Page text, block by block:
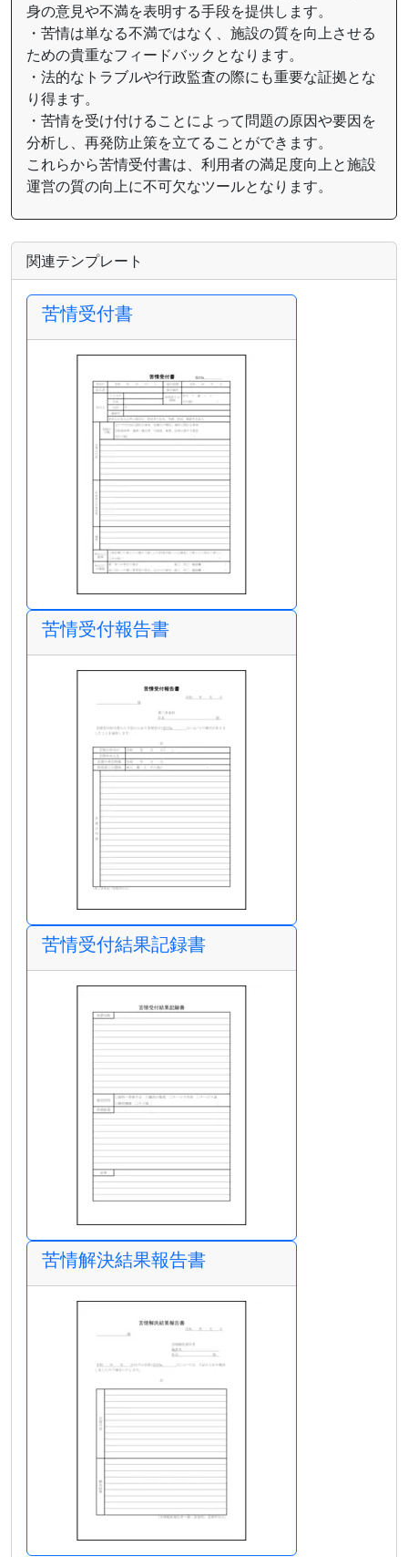
身の意見や不満を表明する手段を提供します。
・苦情は単なる不満ではなく、施設の質を向上させる
ための貴重なフィードバックとなります。
・法的なトラブルや行政監査の際にも重要な証拠とな
り得ます。
・苦情を受け付けることによって問題の原因や要因を
分析し、再発防止策を立てることができます。
これらから苦情受付書は、利用者の満足度向上と施設
運営の質の向上に不可欠なツールとなります。
関連テンプレート
苦情受付書
苦情受付報告書
苦情受付結果記録書
苦情解決結果報告書